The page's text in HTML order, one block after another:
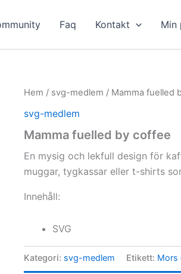
Faq Kontakt Min
Hem / svg-medlem / Mamma fuelled
svg-medlem
Mamma fuelled by coffee
En mysig och lekfull design för
muggar, tygkassar eller t-shirts
Innehåll:
SVG
Kategori: svg-medlem Etikett: Mors